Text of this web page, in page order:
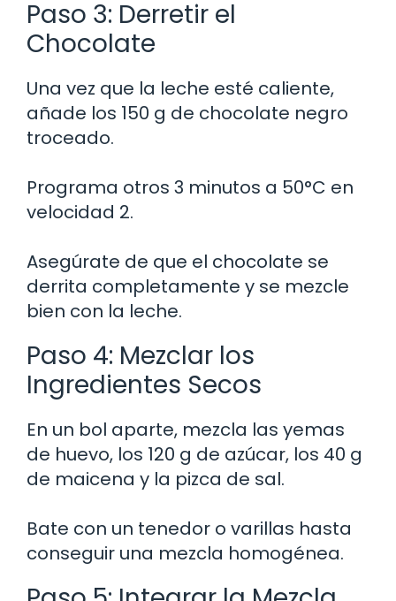
Paso 3: Derretir el
Chocolate
Una vez que la leche esté caliente,
añade los 150 g de chocolate negro
troceado.
Programa otros 3 minutos a 50°C en
velocidad 2.
Asegúrate de que el chocolate se
derrita completamente y se mezcle
bien con la leche.
Paso 4: Mezclar los
Ingredientes Secos
En un bol aparte, mezcla las yemas
de huevo, los 120 g de azúcar, los 40 g
de maicena y la pizca de sal.
Bate con un tenedor o varillas hasta
conseguir una mezcla homogénea.